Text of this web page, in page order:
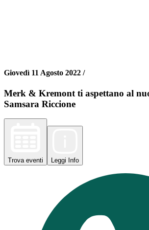
Giovedì 11 Agosto 2022 /
Merk & Kremont ti aspettano al
Samsara Riccione
Trova eventi Leggi Info